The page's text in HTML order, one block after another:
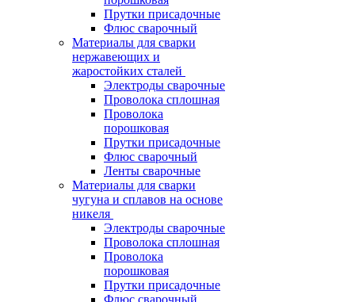
Прутки присадочные
Флюс сварочный
Материалы для сварки
нержавеющих и
жаростойких сталей
Электроды сварочные
Проволока сплошная
Проволока
порошковая
Прутки присадочные
Флюс сварочный
Ленты сварочные
Материалы для сварки
чугуна и сплавов на основе
никеля
Электроды сварочные
Проволока сплошная
Проволока
порошковая
Прутки присадочные
Флюс сварочный